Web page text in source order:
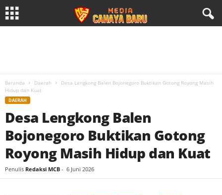
Beranda Daerah
Desa Lengkong Balen Bojonegoro Buktikan Gotong Royong Masih
Hidup dan Kuat
DAERAH
Desa Lengkong Balen
Bojonegoro Buktikan Gotong
Royong Masih Hidup dan Kuat
Penulis Redaksi MCB - 6 Juni 2026